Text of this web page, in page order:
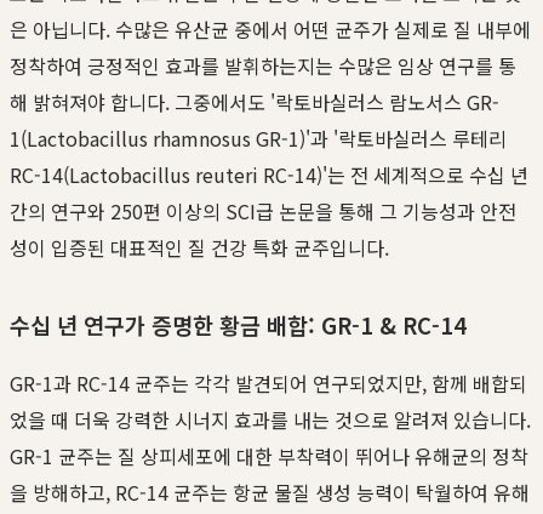
은 아닙니다. 수많은 유산균 중에서 어떤 균주가 실제로 질 내부에
정착하여 긍정적인 효과를 발휘하는지는 수많은 임상 연구를 통
해 밝혀져야 합니다. 그중에서도 '락토바실러스 람노서스 GR-
1(Lactobacillus rhamnosus GR-1)'과 '락토바실러스 루테리
RC-14(Lactobacillus reuteri RC-14)'는 전 세계적으로 수십 년
간의 연구와 250편 이상의 SCI급 논문을 통해 그 기능성과 안전
성이 입증된 대표적인 질 건강 특화 균주입니다.
수십 년 연구가 증명한 황금 배합: GR-1 & RC-14
GR-1과 RC-14 균주는 각각 발견되어 연구되었지만, 함께 배합되
었을 때 더욱 강력한 시너지 효과를 내는 것으로 알려져 있습니다.
GR-1 균주는 질 상피세포에 대한 부착력이 뛰어나 유해균의 정착
을 방해하고, RC-14 균주는 항균 물질 생성 능력이 탁월하여 유해